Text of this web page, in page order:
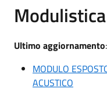
Ultimo aggiornamento
MODULO
ACUSTICO